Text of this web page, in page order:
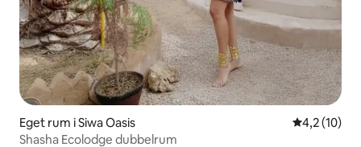
Eget rum i Siwa Oasis 4,2 av 5 i
4,2 (10)
Shasha Ecolodge dubbelrum